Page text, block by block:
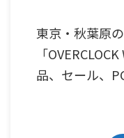
東京・秋葉原
「
品、セール、